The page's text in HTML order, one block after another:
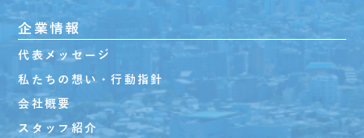
企業情報
代表メッセージ
私たちの想い・行動指針
会社概要
スタッフ紹介